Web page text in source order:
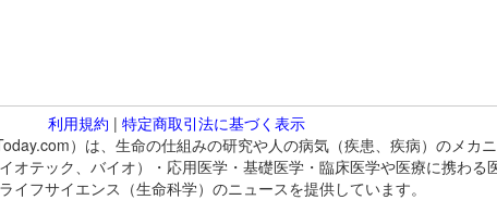
利用規約 | 特定商取引法に基づく表示
）は、生命の仕組みの研究や人の病気（疾患、疾病）のメカ
テック、バイオ）・応用医学・基礎医学・臨床医学や医療に携わる
フサイエンス（生命科学）のニュースを提供しています。